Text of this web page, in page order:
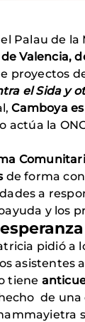
Palau de
Valencia,
proyectos
el Sida y
Camboya
actúa la
de forma
a
y los
pidió a
asistentes
tiene
de